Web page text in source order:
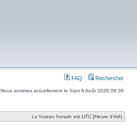
FAQ Rechercher
Nous sommes actuellement le Sam 8 Août 2026 09:36
Le fuseau horaire est UTC [Heure d’été]